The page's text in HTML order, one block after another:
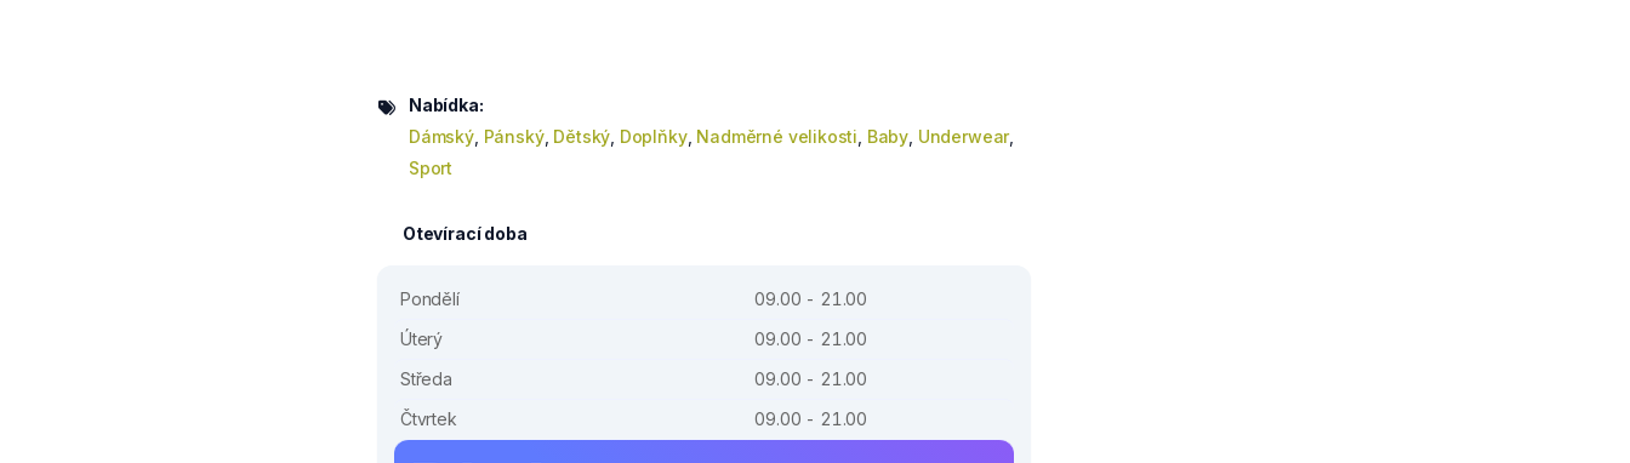
Nabídka:
Dámský, Pánský, Dětský Doplňky, Nadměrné velikosti Baby Underwear,
Sport
Otevírací doba
Pondělí
09.00 - 21.00
Úterý
09.00 - 21.00
Středa
09.00 - 21.00
Čtvrtek
09.00 - 21.00